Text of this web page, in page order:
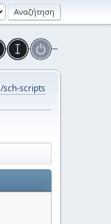
sch-scripts